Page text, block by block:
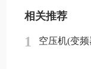
相关推荐
1 空压机(变